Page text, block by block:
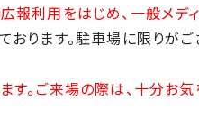
報利用をはじめ、一般メ
おります。駐車場に限り
。ご来場の際は、十分お気